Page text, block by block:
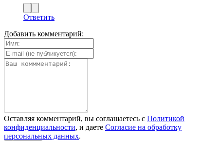
Ответить
Добавить комментарий:
Оставляя комментарий, вы соглашаетесь с Политикой
конфиденциальности, и даете Согласие на обработку
персональных данных.